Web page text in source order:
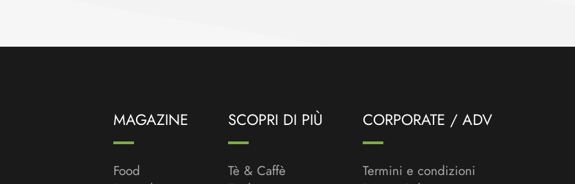
MAGAZINE
Food
SCOPRI DI PIÙ
Tè & Caffè
CORPORATE / ADV
Termini e condizioni